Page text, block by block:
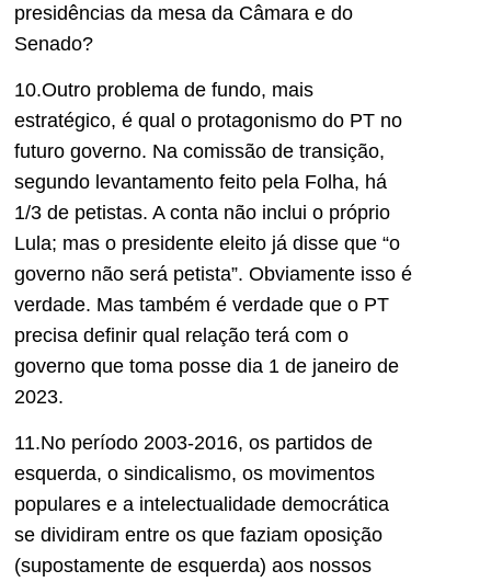
presidências da mesa da Câmara e do
Senado?
10.Outro problema de fundo, mais
estratégico, é qual o protagonismo do PT no
futuro governo. Na comissão de transição,
segundo levantamento feito pela Folha, há
1/3 de petistas. A conta não inclui o próprio
Lula; mas o presidente eleito já disse que “o
governo não será petista”. Obviamente isso é
verdade. Mas também é verdade que o PT
precisa definir qual relação terá com o
governo que toma posse dia 1 de janeiro de
2023.
11.No período 2003-2016, os partidos de
esquerda, o sindicalismo, os movimentos
populares e a intelectualidade democrática
se dividiram entre os que faziam oposição
(supostamente de esquerda) aos nossos